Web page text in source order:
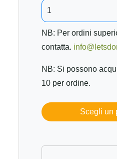
NB: Per ordini
contatta.
NB: Si possono
10 per ordine.
Scegli un